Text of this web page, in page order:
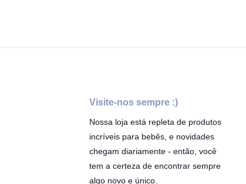
Visite-nos sempre :)
Nossa loja está repleta de produtos
incríveis para bebês, e novidades
chegam diariamente - então, você
tem a certeza de encontrar sempre
algo novo e único.